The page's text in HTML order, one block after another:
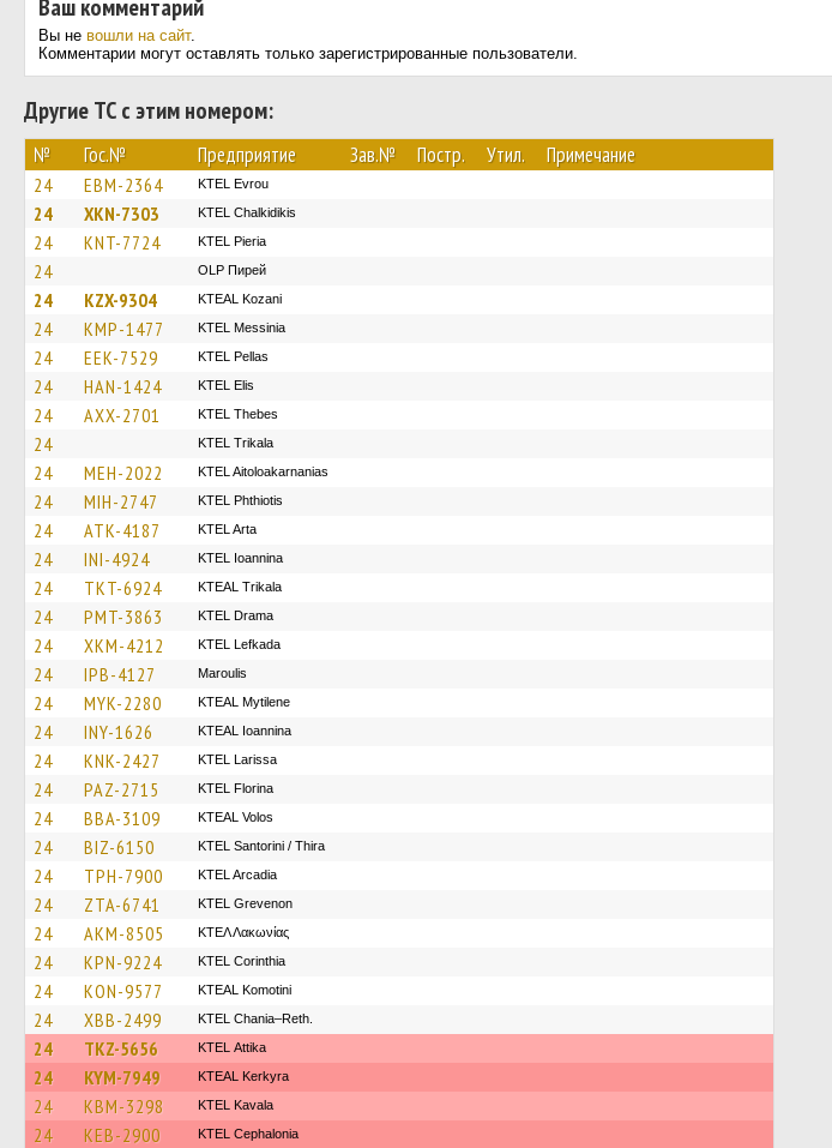
Ваш комментарий
Вы не вошли на сайт.
Комментарии могут оставлять только зарегистрированные пользователи.
Другие ТС с этим номером:
№ Гос.№ Предприятие Зав.№ Постр. Утил. Примечание
24 EBM-2364 KTEL Evrou
24 XKN-7303 ΚΤΕL Chalkidikis
24 KNT-7724 KTEL Pieria
24 OLP Пирей
24 KZX-9304 KTEAL Kozani
24 KMP-1477 KTEL Messinia
24 EEK-7529 KTEL Pellas
24 HAN-1424 KTEL Elis
24 AXX-2701 KTEL Thebes
24 ΚΤΕL Τrikala
24 MEH-2022 KTEL Aitoloakarnanias
24 MIH-2747 ΚΤΕL Phthiotis
24 ATK-4187 KTEL Arta
24 INI-4924 KTEL Ioannina
24 TKT-6924 KTEAL Trikala
24 PMT-3863 KTEL Drama
24 XKM-4212 KTEL Lefkada
24 IPB-4127 Maroulis
24 MYK-2280 KTEAL Mytilene
24 INY-1626 KTEAL Ioannina
24 KNK-2427 KTEL Larissa
24 PAZ-2715 KTEL Florina
24 BBA-3109 KTEAL Volos
24 BIZ-6150 KTEL Santorini / Thira
24 TPH-7900 KTEL Arcadia
24 ZTA-6741 ΚΤΕL Grevenon
24 AKM-8505 ΚΤΕΛ Λακωνίας
24 KPN-9224 KTEL Corinthia
24 KON-9577 KTEAL Komotini
24 XBB-2499 KTEL Chania–Reth.
24 TKZ-5656 KΤΕL Αttika
24 KYM-7949 KTEAL Kerkyra
24 KBM-3298 KTEL Kavala
24 KEB-2900 KTEL Cephalonia